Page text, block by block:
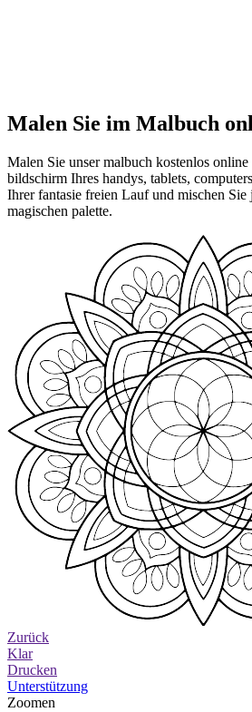
Malen Sie im Malbuch
Malen Sie unser malbuch kostenlos
bildschirm Ihres handys, tablets,
Ihrer fantasie freien Lauf und mischen Sie
magischen palette.
Zurück
Klar
Drucken
Unterstützung
Zoomen